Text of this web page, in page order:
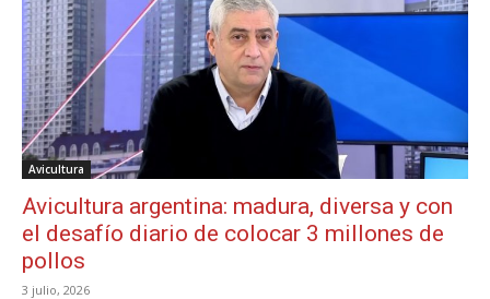
Avicultura
Avicultura argentina: madura, diversa y con
el desafío diario de colocar 3 millones de
pollos
3 julio, 2026